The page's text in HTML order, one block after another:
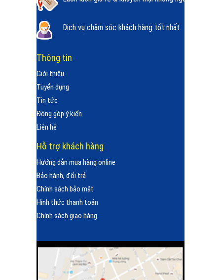
Dịch vụ chăm sóc khách hàng tốt nhất.
Thông tin
Giới thiệu
Tuyển dụng
Tin tức
Đóng góp ý kiến
Liên hệ
Hỗ trợ khách hàng
Hướng dẫn mua hàng online
Bảo hành, đổi trả
Chính sách bảo mật
Hình thức thanh toán
Chính sách giao hàng